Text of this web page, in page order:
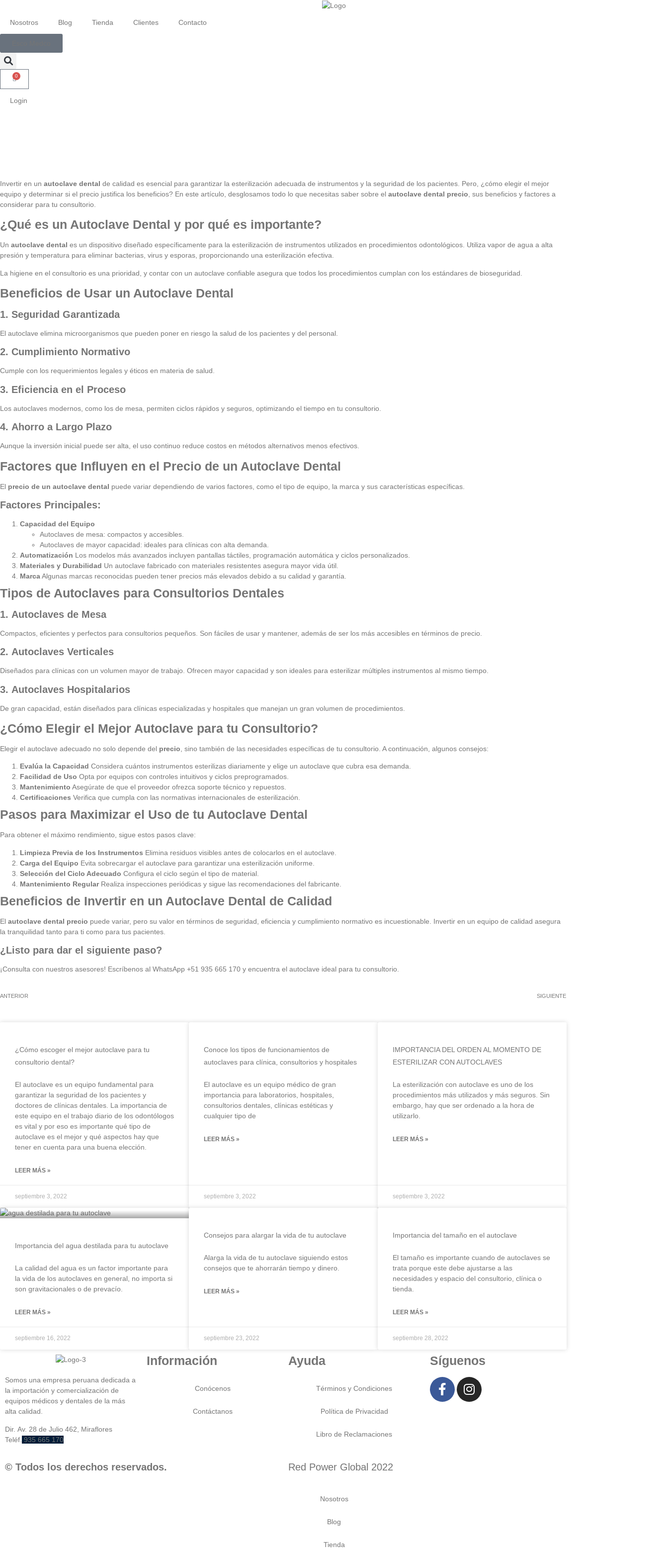
Nosotros Blog Tienda Clientes Contacto
0
Login
Invertir en un autoclave dental de calidad es esencial para garantizar la esterilización adecuada de instrumentos y la seguridad de los pacientes. Pero, ¿cómo elegir el mejor
equipo y determinar si el precio justifica los beneficios? En este artículo, desglosamos todo lo que necesitas saber sobre el autoclave dental precio , sus beneficios y factores a
considerar para tu consultorio.
¿Qué es un Autoclave Dental y por qué es importante?
Un autoclave dental es un dispositivo diseñado específicamente para la esterilización de instrumentos utilizados en procedimientos odontológicos. Utiliza vapor de agua a alta
presión y temperatura para eliminar bacterias, virus y esporas, proporcionando una esterilización efectiva.
La higiene en el consultorio es una prioridad, y contar con un autoclave confiable asegura que todos los procedimientos cumplan con los estándares de bioseguridad.
Beneficios de Usar un Autoclave Dental
1. Seguridad Garantizada
El autoclave elimina microorganismos que pueden poner en riesgo la salud de los pacientes y del personal.
2. Cumplimiento Normativo
Cumple con los requerimientos legales y éticos en materia de salud.
3. Eficiencia en el Proceso
Los autoclaves modernos, como los de mesa, permiten ciclos rápidos y seguros, optimizando el tiempo en tu consultorio.
4. Ahorro a Largo Plazo
Aunque la inversión inicial puede ser alta, el uso continuo reduce costos en métodos alternativos menos efectivos.
Factores que Influyen en el Precio de un Autoclave Dental
El precio de un autoclave dental puede variar dependiendo de varios factores, como el tipo de equipo, la marca y sus características específicas.
Factores Principales:
Capacidad del Equipo
Autoclaves de mesa: compactos y accesibles.
Autoclaves de mayor capacidad: ideales para clínicas con alta demanda.
Automatización Los modelos más avanzados incluyen pantallas táctiles, programación automática y ciclos personalizados.
Materiales y Durabilidad Un autoclave fabricado con materiales resistentes asegura mayor vida útil.
MarcaAlgunas marcas reconocidas pueden tener precios más elevados debido a su calidad y garantía.
Tipos de Autoclaves para Consultorios Dentales
1. Autoclaves de Mesa
Compactos, eficientes y perfectos para consultorios pequeños. Son fáciles de usar y mantener, además de ser los más accesibles en términos de precio.
2. Autoclaves Verticales
Diseñados para clínicas con un volumen mayor de trabajo. Ofrecen mayor capacidad y son ideales para esterilizar múltiples instrumentos al mismo tiempo.
3. Autoclaves Hospitalarios
De gran capacidad, están diseñados para clínicas especializadas y hospitales que manejan un gran volumen de procedimientos.
¿Cómo Elegir el Mejor Autoclave para tu Consultorio?
Elegir el autoclave adecuado no solo depende del precio , sino también de las necesidades específicas de tu consultorio. A continuación, algunos consejos:
Evalúa la Capacidad Considera cuántos instrumentos esterilizas diariamente y elige un autoclave que cubra esa demanda.
Facilidad de Uso Opta por equipos con controles intuitivos y ciclos preprogramados.
Mantenimiento Asegúrate de que el proveedor ofrezca soporte técnico y repuestos.
Certificaciones Verifica que cumpla con las normativas internacionales de esterilización.
Pasos para Maximizar el Uso de tu Autoclave Dental
Para obtener el máximo rendimiento, sigue estos pasos clave:
Limpieza Previa de los Instrumentos Elimina residuos visibles antes de colocarlos en el autoclave.
Carga del Equipo Evita sobrecargar el autoclave para garantizar una esterilización uniforme.
Selección del Ciclo Adecuado Configura el ciclo según el tipo de material.
Mantenimiento RegularRealiza inspecciones periódicas y sigue las recomendaciones del fabricante.
Beneficios de Invertir en un Autoclave Dental de Calidad
El autoclave dental precio puede variar, pero su valor en términos de seguridad, eficiencia y cumplimiento normativo es incuestionable. Invertir en un equipo de calidad asegura
la tranquilidad tanto para ti como para tus pacientes.
¿Listo para dar el siguiente paso?
¡Consulta con nuestros asesores! Escríbenos al WhatsApp +51 935 665 170 y encuentra el autoclave ideal para tu consultorio.
ANTERIOR SIGUIENTE
¿Cómo escoger el mejor autoclave para tu
consultorio dental?
El autoclave es un equipo fundamental para
garantizar la seguridad de los pacientes y
doctores de clínicas dentales. La importancia de
este equipo en el trabajo diario de los odontólogos
es vital y por eso es importante qué tipo de
autoclave es el mejor y qué aspectos hay que
tener en cuenta para una buena elección.
LEER MÁS »
septiembre 3, 2022
Conoce los tipos de funcionamientos de
autoclaves para clínica, consultorios y hospitales
El autoclave es un equipo médico de gran
importancia para laboratorios, hospitales,
consultorios dentales, clínicas estéticas y
cualquier tipo de
LEER MÁS »
septiembre 3, 2022
IMPORTANCIA DEL ORDEN AL MOMENTO DE
ESTERILIZAR CON AUTOCLAVES
La esterilización con autoclave es uno de los
procedimientos más utilizados y más seguros. Sin
embargo, hay que ser ordenado a la hora de
utilizarlo.
LEER MÁS »
septiembre 3, 2022
Importancia del agua destilada para tu autoclave
La calidad del agua es un factor importante para
la vida de los autoclaves en general, no importa si
son gravitacionales o de prevacío.
LEER MÁS »
septiembre 16, 2022
Consejos para alargar la vida de tu autoclave
Alarga la vida de tu autoclave siguiendo estos
consejos que te ahorrarán tiempo y dinero.
LEER MÁS »
septiembre 23, 2022
Importancia del tamaño en el autoclave
El tamaño es importante cuando de autoclaves se
trata porque este debe ajustarse a las
necesidades y espacio del consultorio, clínica o
tienda.
LEER MÁS »
septiembre 28, 2022
Somos una empresa peruana dedicada a
la importación y comercialización de
equipos médicos y dentales de la más
alta calidad.
Dir. Av. 28 de Julio 462, Miraflores
Teléf. 935 665 170
Información
Conócenos
Contáctanos
Ayuda
Términos y Condiciones
Política de Privacidad
Libro de Reclamaciones
Síguenos
© Todos los derechos reservados. Red Power Global 2022
Nosotros
Blog
Tienda